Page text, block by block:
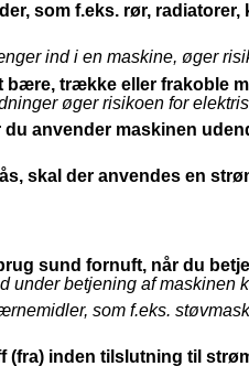
som f.eks. rør, radiatorer,
ind i en maskine, øger
trække eller frakoble
øger risikoen for
anvender maskinen
skal der anvendes en
sund fornuft, når du
under betjening af maskinen
som f.eks.
inden tilslutning til